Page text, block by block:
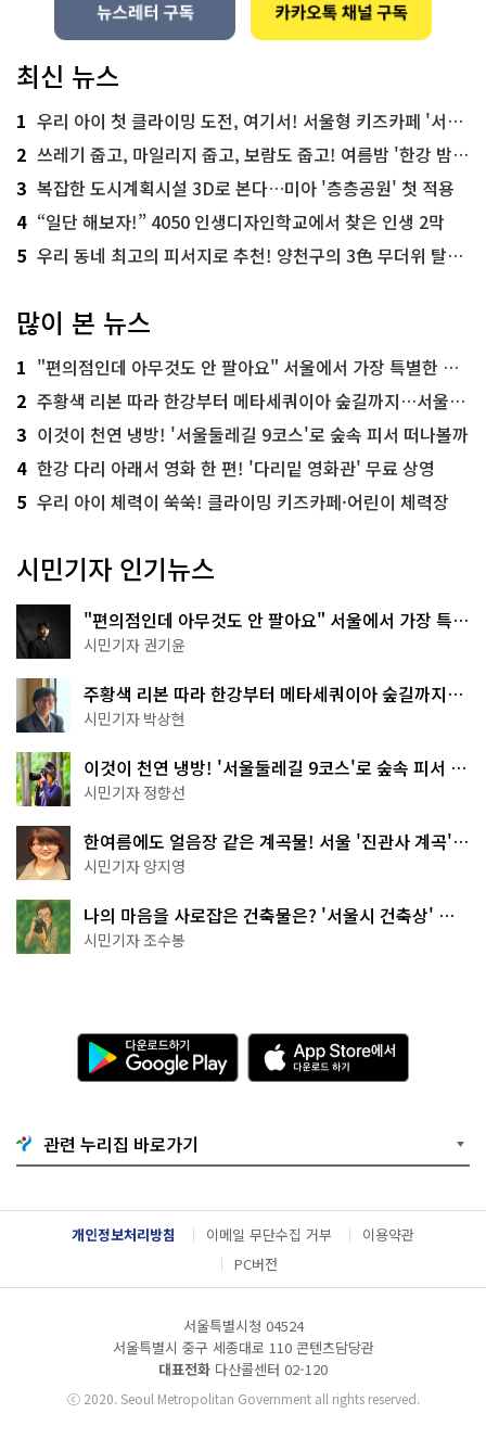
최신 뉴스
1 우리 아이 첫 클라이밍 도전, 여기서! 서울형 키즈카페 '서울가족플라자점'
2 쓰레기 줍고, 마일리지 줍고, 보람도 줍고! 여름밤 '한강 밤마실 줍깅'
3 복잡한 도시계획시설 3D로 본다…미아 '층층공원' 첫 적용
4 “일단 해보자!” 4050 인생디자인학교에서 찾은 인생 2막
5 우리 동네 최고의 피서지로 추천! 양천구의 3色 무더위 탈출 명소
많이 본 뉴스
1 "편의점인데 아무것도 안 팔아요" 서울에서 가장 특별한 편의점의 정체
2 주황색 리본 따라 한강부터 메타세쿼이아 숲길까지…서울둘레길 15코스
3 이것이 천연 냉방! '서울둘레길 9코스'로 숲속 피서 떠나볼까
4 한강 다리 아래서 영화 한 편! '다리밑 영화관' 무료 상영
5 우리 아이 체력이 쑥쑥! 클라이밍 키즈카페·어린이 체력장
시민기자 인기뉴스
"편의점인데 아무것도 안 팔아요" 서울에서 가장 특별
한 편의점의 정체
시민기자 권기윤
주황색 리본 따라 한강부터 메타세쿼이아 숲길까지…
서울둘레길 15코스
시민기자 박상현
이것이 천연 냉방! '서울둘레길 9코스'로 숲속 피서 떠
나볼까
시민기자 정향선
한여름에도 얼음장 같은 계곡물! 서울 '진관사 계곡'이
천국이네~
시민기자 양지영
나의 마음을 사로잡은 건축물은? '서울시 건축상' 수
상작 공개!
시민기자 조수봉
다
운
로
기
G
o
g
l
e
l
A
p
p
e
서
다
운
드
관련 누리집 바로가기
개인정보처리방침 이메일 무단수집 거부
이용약관
PC버전
서울특별시청 04524
서울특별시 중구 세종대로 110 콘텐츠담당관
대표전화 다산콜센터 02-120
ⓒ2020. Seoul Metropolitan Government all rights reserved.